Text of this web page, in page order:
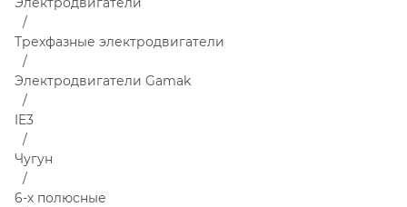
Трехфазные электродвигатели
Электродвигатели Gamak
IE3
Чугун
6-х полюсные